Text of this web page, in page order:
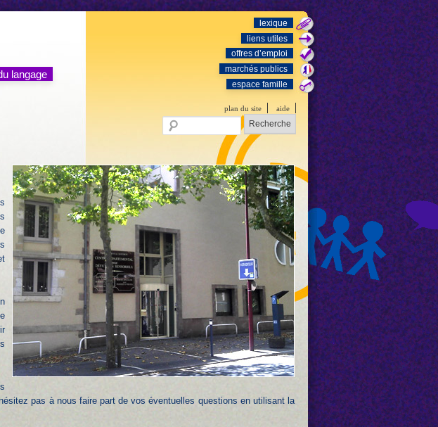
langage
lexique
liens utiles
offres d’emploi
marchés publics
espace famille
plan du site aide
Recherche
pas à nous faire part de vos éventuelles questions en utilisant la